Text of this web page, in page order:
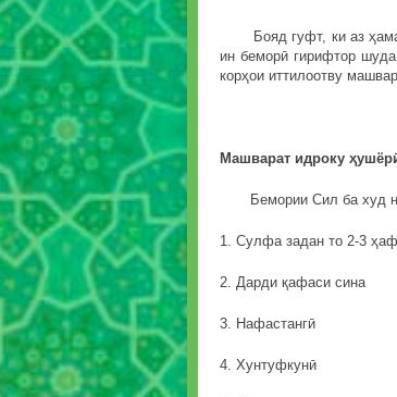
Бояд гуфт, ки аз ҳама
ин беморӣ гирифтор
корҳои иттилоотву
Машварат идроку
Бемории Сил ба худ
1. Сулфа задан то 2-3
2. Дарди қафаси сина
3. Нафастангӣ
4. Хунтуфкунӣ